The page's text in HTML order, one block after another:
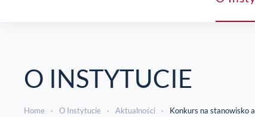
O INSTYTUCIE
Home O Instytucie Aktualności Konkurs na stanowisko